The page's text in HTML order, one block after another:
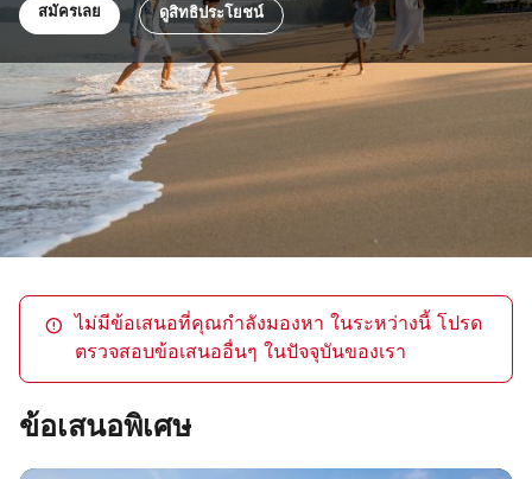
สมัครเลย ดูสิทธิประโยชน์
ไม่มีข้อเสนอที่คุณกำลังมองหา ในระหว่างนี้ โปรด
ตรวจสอบข้อเสนออื่นๆ ในปัจจุบันของเรา
ข้อเสนอพิเศษ